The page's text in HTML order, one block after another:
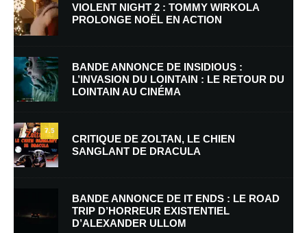
Nom*
E-mail* Site web
Enregistrer mon nom, mon e-mail et mon site dans le navigateur pour
mon prochain commentaire.
Prévenez-moi de tous les nouveaux commentaires par e-mail.
VIOLENT NIGHT 2 : TOMMY WIRKOLA
PROLONGE NOËL EN ACTION
BANDE ANNONCE DE INSIDIOUS :
L’INVASION DU LOINTAIN : LE RETOUR DU
LOINTAIN AU CINÉMA
7.5
CRITIQUE DE ZOLTAN, LE CHIEN
SANGLANT DE DRACULA
BANDE ANNONCE DE IT ENDS : LE ROAD
TRIP D’HORREUR EXISTENTIEL
D’ALEXANDER ULLOM